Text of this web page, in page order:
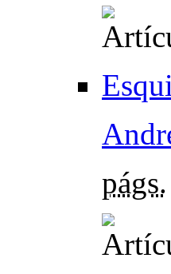
págs.